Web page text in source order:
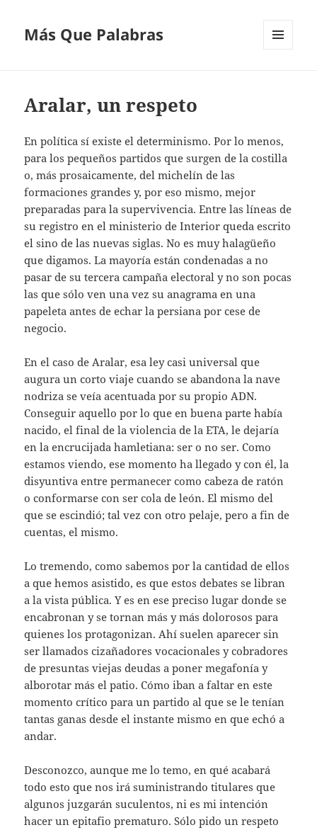
Más Que Palabras
Aralar, un respeto
En política sí existe el determinismo. Por lo menos,
para los pequeños partidos que surgen de la costilla
o, más prosaicamente, del michelín de las
formaciones grandes y, por eso mismo, mejor
preparadas para la supervivencia. Entre las líneas de
su registro en el ministerio de Interior queda escrito
el sino de las nuevas siglas. No es muy halagüeño
que digamos. La mayoría están condenadas a no
pasar de su tercera campaña electoral y no son pocas
las que sólo ven una vez su anagrama en una
papeleta antes de echar la persiana por cese de
negocio.
En el caso de Aralar, esa ley casi universal que
augura un corto viaje cuando se abandona la nave
nodriza se veía acentuada por su propio ADN.
Conseguir aquello por lo que en buena parte había
nacido, el final de la violencia de la ETA, le dejaría
en la encrucijada hamletiana: ser o no ser. Como
estamos viendo, ese momento ha llegado y con él, la
disyuntiva entre permanecer como cabeza de ratón
o conformarse con ser cola de león. El mismo del
que se escindió; tal vez con otro pelaje, pero a fin de
cuentas, el mismo.
Lo tremendo, como sabemos por la cantidad de ellos
a que hemos asistido, es que estos debates se libran
a la vista pública. Y es en ese preciso lugar donde se
encabronan y se tornan más y más dolorosos para
quienes los protagonizan. Ahí suelen aparecer sin
ser llamados cizañadores vocacionales y cobradores
de presuntas viejas deudas a poner megafonía y
alborotar más el patio. Cómo iban a faltar en este
momento crítico para un partido al que se le tenían
tantas ganas desde el instante mismo en que echó a
andar.
Desconozco, aunque me lo temo, en qué acabará
todo esto que nos irá suministrando titulares que
algunos juzgarán suculentos, ni es mi intención
hacer un epitafio prematuro. Sólo pido un respeto